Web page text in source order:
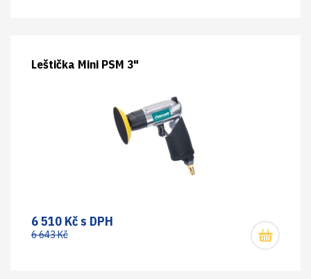
Leštička Mini PSM 3"
6 510 Kč s DPH
6 643 Kč